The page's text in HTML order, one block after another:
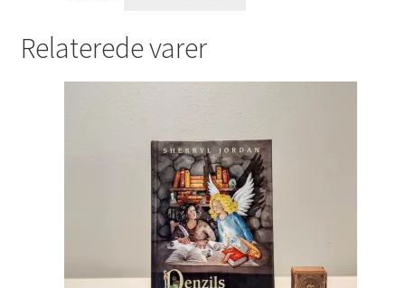
Relaterede varer